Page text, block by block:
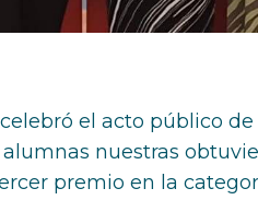
el acto público
nuestras
premio en la